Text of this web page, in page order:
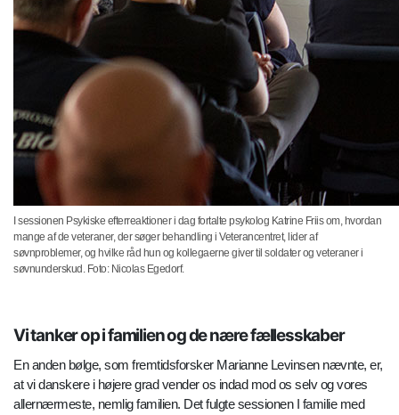
I sessionen Psykiske efterreaktioner i dag fortalte psykolog Katrine Friis om, hvordan
mange af de veteraner, der søger behandling i Veterancentret, lider af
søvnproblemer, og hvilke råd hun og kollegaerne giver til soldater og veteraner i
søvnunderskud. Foto: Nicolas Egedorf.
Vi tanker op i familien og de nære fællesskaber
En anden bølge, som fremtidsforsker Marianne Levinsen nævnte, er,
at vi danskere i højere grad vender os indad mod os selv og vores
allernærmeste, nemlig familien. Det fulgte sessionen I familie med